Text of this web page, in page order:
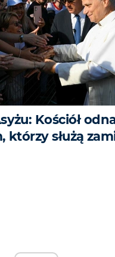
Kościół
którzy służą